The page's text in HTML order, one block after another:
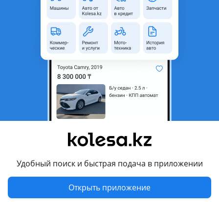
Удобный поиск и быстрая подача в приложении
Открыть приложение
Объявление находится в архиве и может быть
Алматы, Алматинская
2001 - 2004 2 поколение (RD)
Кроссовер
Объем двигателя, л
Пробег
Автомат
Руль
Слева
Цвет
Растаможен в Казахстане
Да